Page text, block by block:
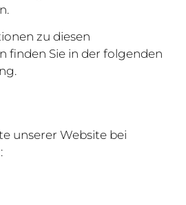
zu diesen
finden Sie in der folgenden
unserer Website bei